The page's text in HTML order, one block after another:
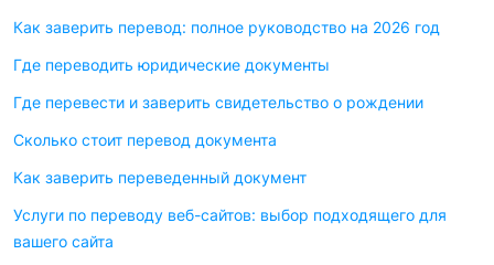
Как заверить перевод: полное руководство на 2026 год
Где переводить юридические документы
Где перевести и заверить свидетельство о рождении
Сколько стоит перевод документа
Как заверить переведенный документ
Услуги по переводу веб-сайтов: выбор подходящего для
вашего сайта